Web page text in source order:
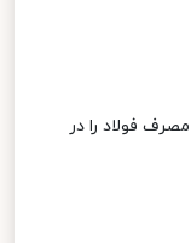
فولاد را در